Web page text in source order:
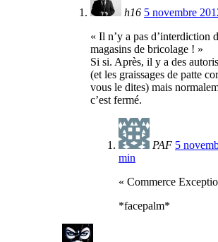
h16 5 novembre
« Il n’y a pas d’interdiction
magasins de bricolage ! »
Si si. Après, il y a des
(et les graissages de patte
vous le dites) mais
c’est fermé.
PAF 5
min
« Commerce
*facepalm*